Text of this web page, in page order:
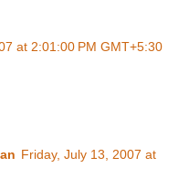
at 2:01:00 PM GMT+5:30
Friday, July 13, 2007 at